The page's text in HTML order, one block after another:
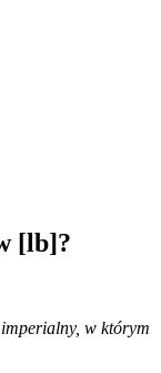
[lb]?
w którym